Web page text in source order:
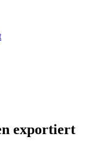
exportiert